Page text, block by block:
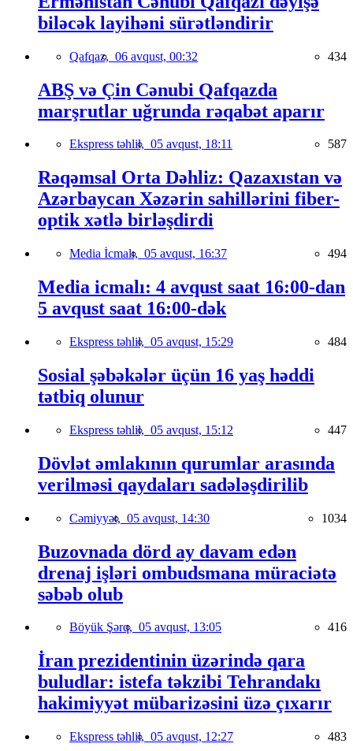
biləcək layihəni sürətləndirir
Qafqaz, 06 avqust, 00:32 434
ABŞ və Çin Cənubi Qafqazda
marşrutlar uğrunda rəqabət aparır
Ekspress təhlil, 05 avqust, 18:11 587
Rəqəmsal Orta Dəhliz: Qazaxıstan və
Azərbaycan Xəzərin sahillərini fiber-
optik xətlə birləşdirdi
Media İcmalı, 05 avqust, 16:37 494
Media icmalı: 4 avqust saat 16:00-dan
5 avqust saat 16:00-dək
Ekspress təhlil, 05 avqust, 15:29 484
Sosial şəbəkələr üçün 16 yaş həddi
tətbiq olunur
Ekspress təhlil, 05 avqust, 15:12 447
Dövlət əmlakının qurumlar arasında
verilməsi qaydaları sadələşdirilib
Cəmiyyət, 05 avqust, 14:30 1034
Buzovnada dörd ay davam edən
drenaj işləri ombudsmana müraciətə
səbəb olub
Böyük Şərq, 05 avqust, 13:05 416
İran prezidentinin üzərində qara
buludlar: istefa təkzibi Tehrandakı
hakimiyyət mübarizəsini üzə çıxarır
Ekspress təhlil, 05 avqust, 12:27 483